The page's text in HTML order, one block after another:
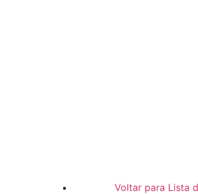
Voltar para Lista